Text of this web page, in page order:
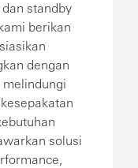
standby
berikan
dengan
solusi